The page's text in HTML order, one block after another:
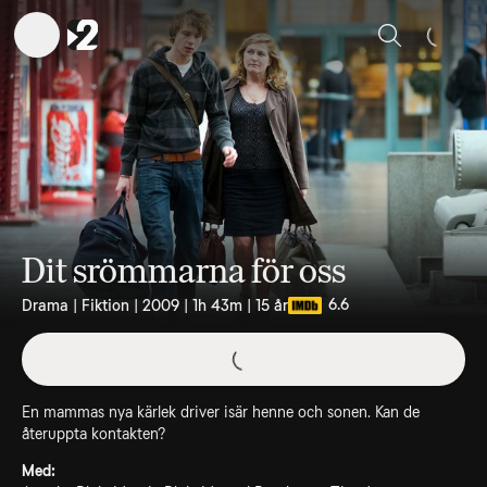
Sök
Dit srömmarna för oss
Drama | Fiktion | 2009 | 1h 43m | 15 år 6.6
En mammas nya kärlek driver isär henne och sonen. Kan de
återuppta kontakten?
Med: